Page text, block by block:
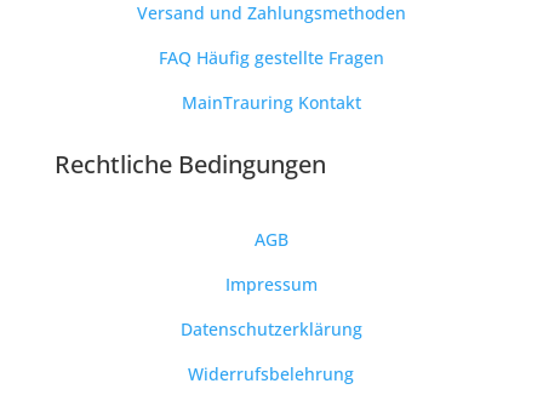
Versand und Zahlungsmethoden
FAQ Häufig gestellte Fragen
MainTrauring Kontakt
Rechtliche Bedingungen
AGB
Impressum
Datenschutzerklärung
Widerrufsbelehrung